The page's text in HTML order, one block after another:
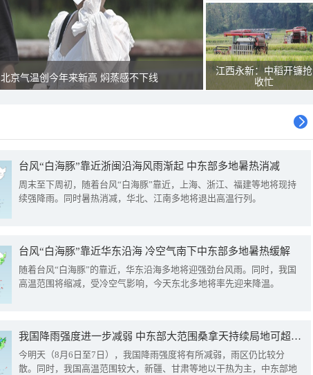
北京气温创今年来新高 焖蒸感不下线
江西永新：中稻开镰抢
收忙
台风“白海豚”靠近浙闽沿海风雨渐起 中东部多地暑热消减
周末至下周初，随着台风“白海豚”靠近，上海、浙江、福建等地将现持
续强降雨。同时暑热消减，华北、江南多地将退出高温行列。
台风“白海豚”靠近华东沿海 冷空气南下中东部多地暑热缓解
随着台风“白海豚”的靠近，华东沿海多地将迎强劲台风雨。同时，我国
高温范围将缩减，受冷空气影响，今天东北多地将率先迎来降温。
我国降雨强度进一步减弱 中东部大范围桑拿天持续局地可超38℃
今明天（8月6日至7日），我国降雨强度将有所减弱，雨区仍比较分
散。同时，我国高温范围较大，新疆、甘肃等地以干热为主，中东部地